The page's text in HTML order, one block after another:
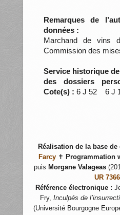
Remarques de
données :
Marchand de vins
Commission des
Service historique
des dossiers
Cote(s) : 6 J 52 6 J
Réalisation de la base de
Farcy ✝ Programmation
puis Morgane Valageas
UR
Référence électronique :
Fry, Inculpés de
(Université Bourgogne